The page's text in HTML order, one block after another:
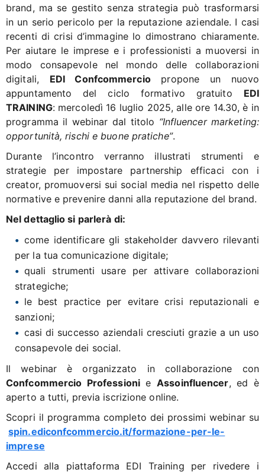
brand, ma se gestito senza strategia può trasformarsi
in un serio pericolo per la reputazione aziendale. I casi
recenti di crisi d’immagine lo dimostrano chiaramente.
Per aiutare le imprese e i professionisti a muoversi in
modo consapevole nel mondo delle collaborazioni
digitali, EDI Confcommerciopropone un nuovo
appuntamento del ciclo formativo gratuito EDI
TRAINING: mercoledì 16 luglio 2025, alle ore 14.30, è in
programma il webinar dal titolo “Influencer marketing:
opportunità, rischi e buone pratiche”.
Durante l’incontro verranno illustrati strumenti e
strategie per impostare partnership efficaci con i
creator, promuoversi sui social media nel rispetto delle
normative e prevenire danni alla reputazione del brand.
Nel dettaglio si parlerà di:
come identificare gli stakeholder davvero rilevanti
per la tua comunicazione digitale;
quali strumenti usare per attivare collaborazioni
strategiche;
le best practice per evitare crisi reputazionali e
sanzioni;
casi di successo aziendali cresciuti grazie a un uso
consapevole dei social.
Il webinar è organizzato in collaborazione con
Confcommercio ProfessionieAssoinfluencer, ed è
aperto a tutti, previa iscrizione online.
Scopri il programma completo dei prossimi webinar su
spin.ediconfcommercio.it/formazione-per-le-
imprese
Accedi alla piattaforma EDI Training per rivedere i